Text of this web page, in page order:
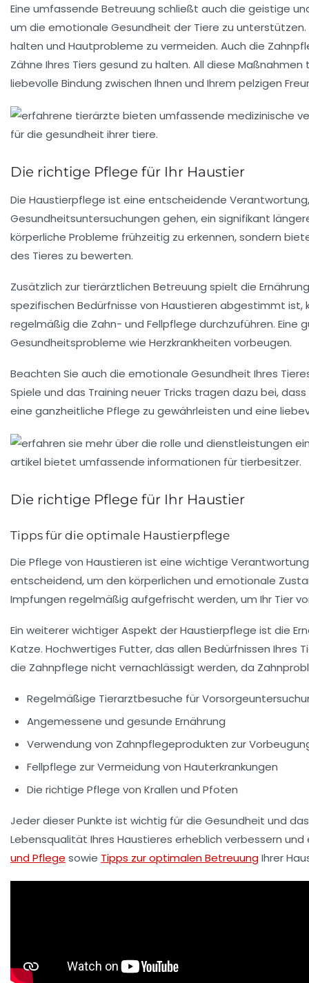
Eine umfassende Betreuung schließt auch die geistige
um die emotionale Gesundheit der Tiere zu unterstützen.
halten und Hautprobleme zu vermeiden. Auch die
Zähne Ihres Tiers gesund zu halten. All diese
liebevolle Bindung zwischen Ihnen und Ihrem pelzigen
Die richtige Pflege für Ihr Haustier
Die Haustierpflege ist eine entscheidende
Gesundheitsuntersuchungen gehen, ein signifikant
körperliche Probleme frühzeitig zu erkennen, sondern
des Tieres zu bewerten.
Zusätzlich zur tierärztlichen Betreuung spielt die Ernährung
spezifischen Bedürfnisse von Haustieren abgestimmt ist,
regelmäßig die Zahn- und Fellpflege durchzuführen. Eine
Gesundheitsprobleme wie Herzkrankheiten vorbeugen.
Beachten Sie auch die emotionale Gesundheit Ihres
Spiele und das Training neuer Tricks tragen dazu bei,
eine ganzheitliche Pflege zu gewährleisten und eine
Die richtige Pflege für Ihr Haustier
Tipps für die optimale Haustierpflege
Die Pflege von Haustieren ist eine wichtige
entscheidend, um den körperlichen und emotionale
Impfungen regelmäßig aufgefrischt werden, um Ihr Tier
Ein weiterer wichtiger Aspekt der Haustierpflege ist die
Katze. Hochwertiges Futter, das allen Bedürfnissen Ihres
die Zahnpflege nicht vernachlässigt werden, da
Regelmäßige Tierarztbesuche für
Angemessene und gesunde Ernährung
Verwendung von Zahnpflegeprodukten zur
Fellpflege zur Vermeidung von Hauterkrankungen
Die richtige Pflege von Krallen und Pfoten
Jeder dieser Punkte ist wichtig für die Gesundheit und
Lebensqualität Ihres Haustieres erheblich verbessern
und Pflege sowie Tipps zur optimalen BetreuungIhrer